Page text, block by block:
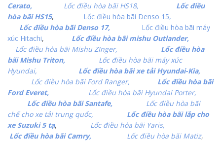
Cerato,
Lốc điều hòa bãi HS18,
Lốc điều
hòa bãi HS15, Lốc điều hòa bãi Denso 15,
Lốc điều hòa bãi Denso 17,
Lốc điều hòa bãi máy
xúc Hitachi,
Lốc điều hòa bãi mishu Outlander,
Lốc điều hòa bãi Mishu ZInger,
Lốc điều hòa
bãi Mishu Triton,
Lốc điều hòa bãi máy xúc
Hyundai,
Lốc điều hòa bãi xe tải Hyundai-Kia,
Lốc điều hòa bãi Ford Ranger,
Lốc điều hòa bãi
Ford Everet,
Lốc điều hòa bãi Hyundai Porter,
Lốc điều hòa bãi Santafe,
Lốc điều hòa bãi
chế cho xe tải trung quốc,
Lốc điều hòa bãi lắp cho
xe Suzuki 5 tạ, Lốc điều hòa bãi Yaris,
Lốc điều hòa bãi Camry,
Lốc điều hòa bãi Matiz,